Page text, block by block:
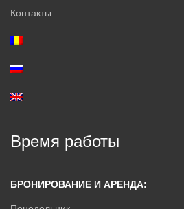
Контакты
Время работы
БРОНИРОВАНИЕ И АРЕНДА: